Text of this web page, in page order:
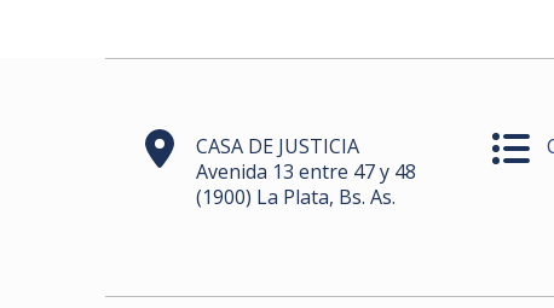
CASA DE JUSTICIA
Avenida 13 entre 47 y 48
(1900) La Plata, Bs. As.